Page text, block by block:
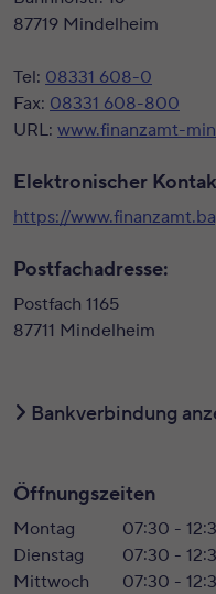
87719 Mindelheim
Tel: 08331 608-0
Fax: 08331 608-800
URL: www.finanzamt-
Elektronischer
https://
Postfachadresse:
Postfach 1165
87711 Mindelheim
Bankverbindung
Öffnungszeiten
Montag
07:30 -
Dienstag
07:30 -
Mittwoch
07:30 -